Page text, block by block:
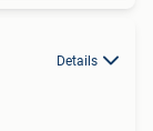
Details